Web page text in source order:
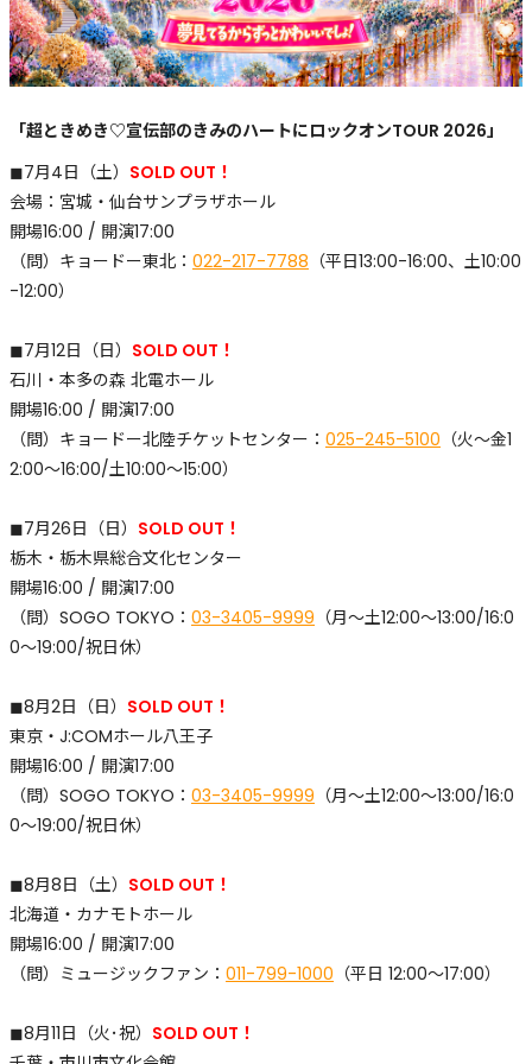
「超ときめき♡宣伝部のきみのハートにロックオンTOUR 2026」
◼︎7月4日（土） SOLD OUT！
会場：宮城・仙台サンプラザホール
開場16:00 / 開演17:00
（問）キョードー東北： 022-217-7788 （平日13:00-16:00、土10:00
-12:00）
◼︎7月12日（日） SOLD OUT！
石川・本多の森 北電ホール
開場16:00 / 開演17:00
（問）キョードー北陸チケットセンター： 025-245-5100 （火～金1
2:00～16:00/土10:00～15:00）
◼︎7月26日（日） SOLD OUT！
栃木・栃木県総合文化センター
開場16:00 / 開演17:00
（問）SOGO TOKYO： 03-3405-9999 （月〜土12:00〜13:00/16:0
0〜19:00/祝日休）
◼︎8月2日（日） SOLD OUT！
東京・J:COMホール八王子
開場16:00 / 開演17:00
（問）SOGO TOKYO： 03-3405-9999 （月〜土12:00〜13:00/16:0
0〜19:00/祝日休）
◼︎8月8日（土） SOLD OUT！
北海道・カナモトホール
開場16:00 / 開演17:00
​（問）ミュージックファン： 011-799-1000 （平日 12:00〜17:00）
◼︎8月11日（火･祝） SOLD OUT！